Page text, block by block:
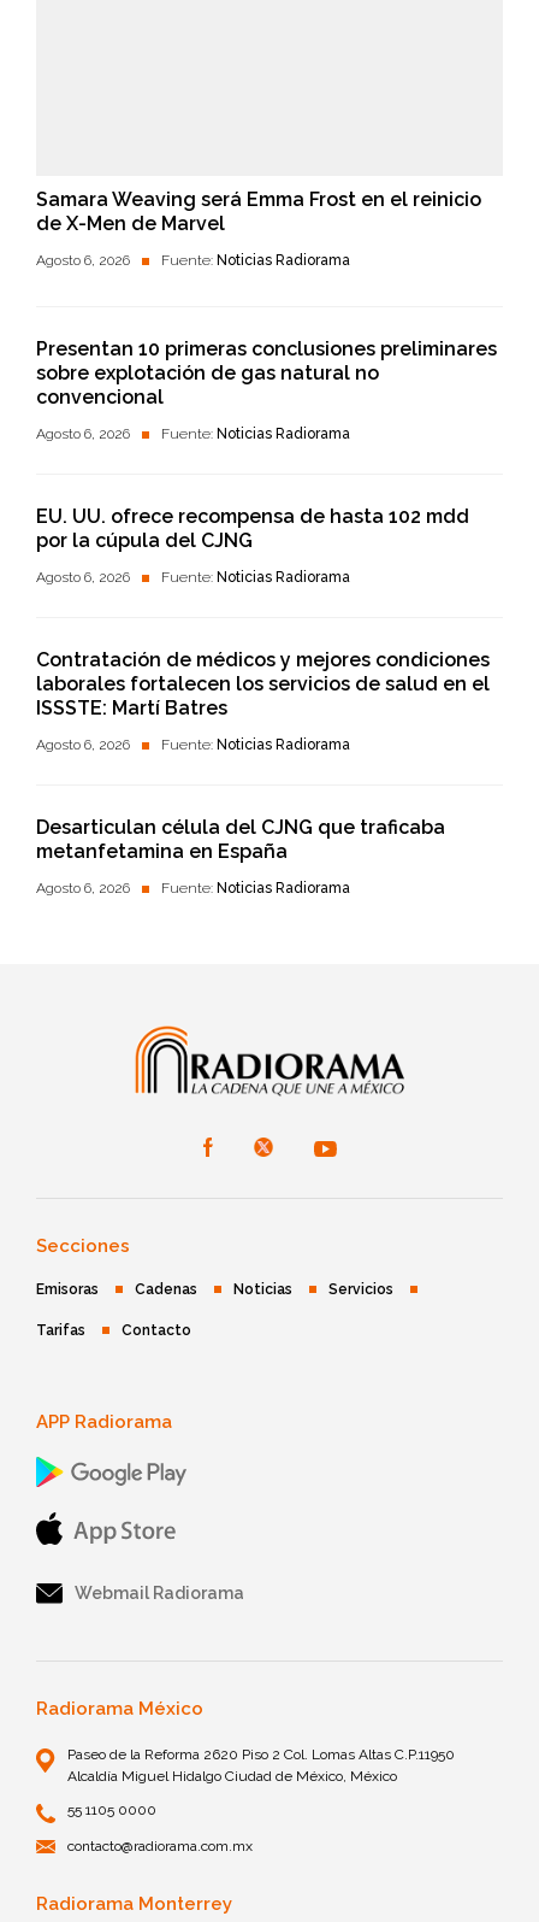
Samara Weaving será Emma Frost en el reinicio
de X-Men de Marvel
Agosto 6, 2026 Fuente: Noticias Radiorama
Presentan 10 primeras conclusiones preliminares
sobre explotación de gas natural no
convencional
Agosto 6, 2026 Fuente: Noticias Radiorama
EU. UU. ofrece recompensa de hasta 102 mdd
por la cúpula del CJNG
Agosto 6, 2026 Fuente: Noticias Radiorama
Contratación de médicos y mejores condiciones
laborales fortalecen los servicios de salud en el
ISSSTE: Martí Batres
Agosto 6, 2026 Fuente: Noticias Radiorama
Desarticulan célula del CJNG que traficaba
metanfetamina en España
Agosto 6, 2026 Fuente: Noticias Radiorama
Secciones
Emisoras Cadenas Noticias Servicios
Tarifas Contacto
APP Radiorama
Webmail Radiorama
Radiorama México
Paseo de la Reforma 2620 Piso 2 Col. Lomas Altas C.P.11950
Alcaldía Miguel Hidalgo Ciudad de México, México
55 1105 0000
contacto@radiorama.com.mx
Radiorama Monterrey